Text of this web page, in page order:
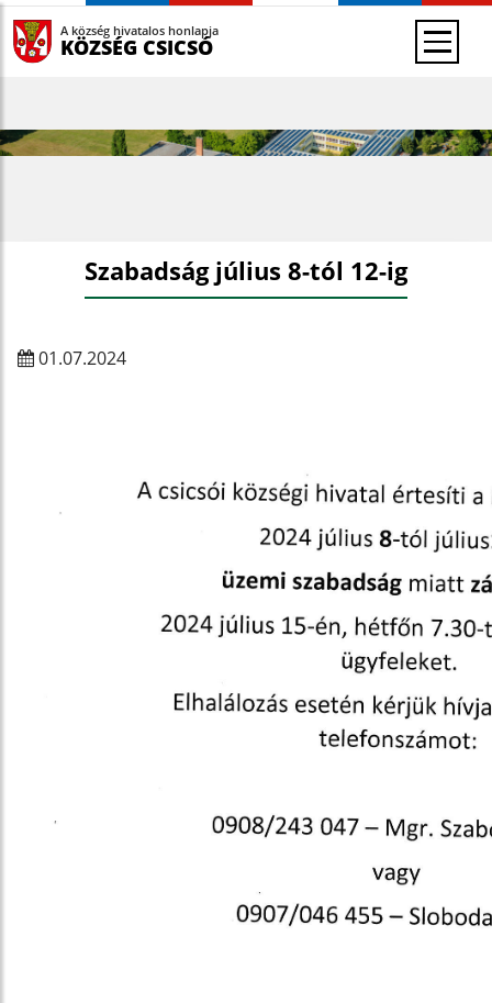
A község hivatalos honlapja
KÖZSÉG CSICSÓ
Szabadság július 8-tól 12-ig
01.07.2024